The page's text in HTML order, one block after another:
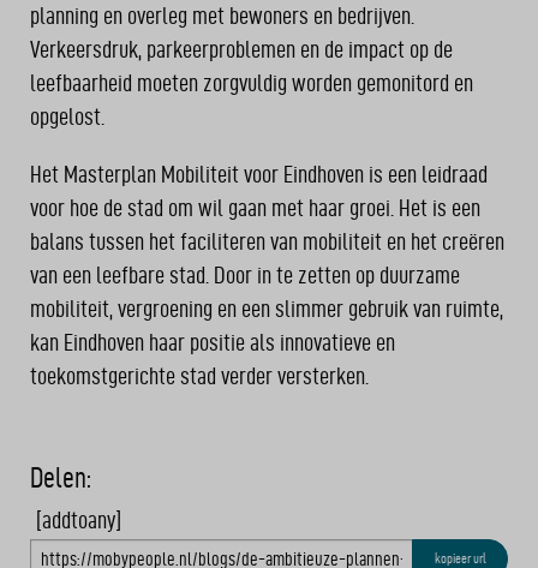
planning en overleg met bewoners en bedrijven.
Verkeersdruk, parkeerproblemen en de impact op de
leefbaarheid moeten zorgvuldig worden gemonitord en
opgelost.
Het Masterplan Mobiliteit voor Eindhoven is een leidraad
voor hoe de stad om wil gaan met haar groei. Het is een
balans tussen het faciliteren van mobiliteit en het creëren
van een leefbare stad. Door in te zetten op duurzame
mobiliteit, vergroening en een slimmer gebruik van ruimte,
kan Eindhoven haar positie als innovatieve en
toekomstgerichte stad verder versterken.
Delen:
[addtoany]
kopieer url